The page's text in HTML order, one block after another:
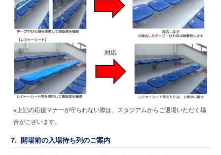
※上記の応援マナーが守られない際は、スタジアムからご退場いただく場
合がございます。
7. 開場前の入場待ち列のご案内